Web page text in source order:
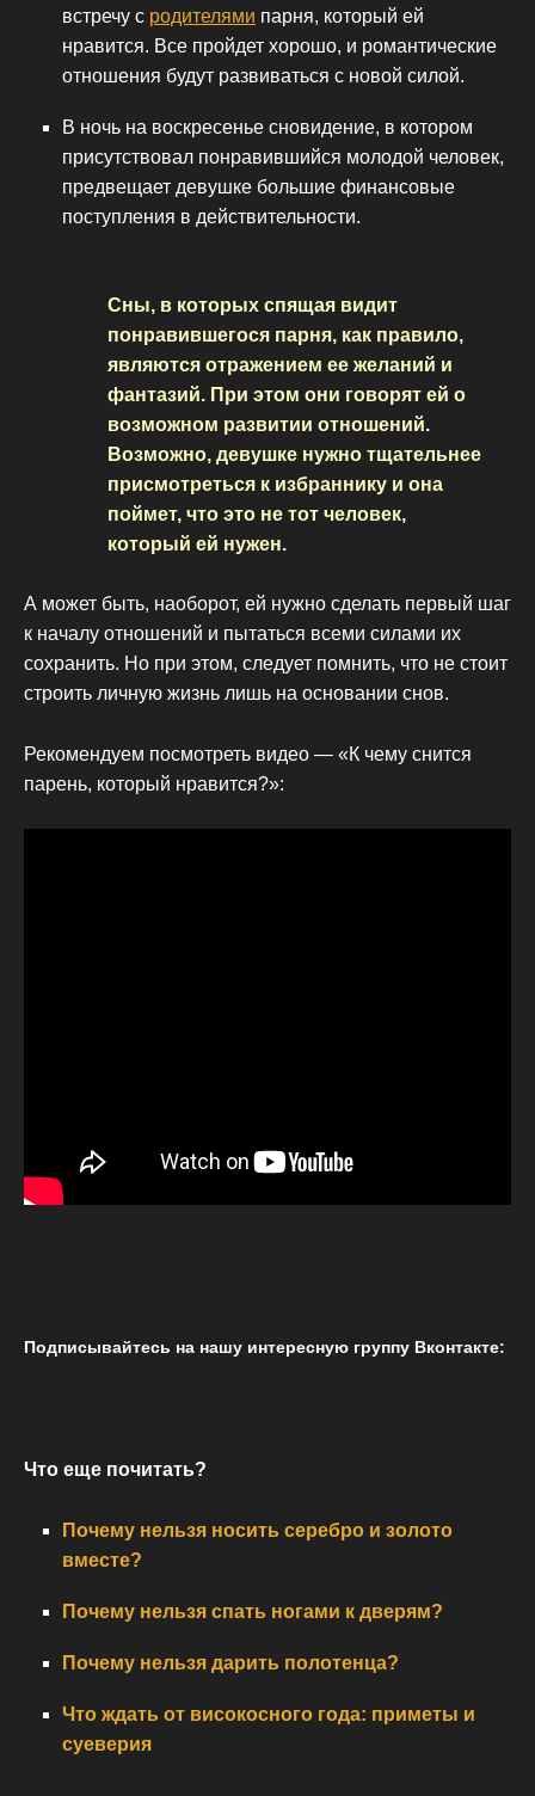
встречу с родителями парня, который ей
нравится. Все пройдет хорошо, и романтические
отношения будут развиваться с новой силой.
В ночь на воскресенье сновидение, в котором
присутствовал понравившийся молодой человек,
предвещает девушке большие финансовые
поступления в действительности.
Сны, в которых спящая видит
понравившегося парня, как правило,
являются отражением ее желаний и
фантазий. При этом они говорят ей о
возможном развитии отношений.
Возможно, девушке нужно тщательнее
присмотреться к избраннику и она
поймет, что это не тот человек,
который ей нужен.
А может быть, наоборот, ей нужно сделать первый шаг
к началу отношений и пытаться всеми силами их
сохранить. Но при этом, следует помнить, что не стоит
строить личную жизнь лишь на основании снов.
Рекомендуем посмотреть видео — «К чему снится
парень, который нравится?»:
Подписывайтесь на нашу интересную группу Вконтакте:
Что еще почитать?
Почему нельзя носить серебро и золото
вместе?
Почему нельзя спать ногами к дверям?
Почему нельзя дарить полотенца?
Что ждать от високосного года: приметы и
суеверия